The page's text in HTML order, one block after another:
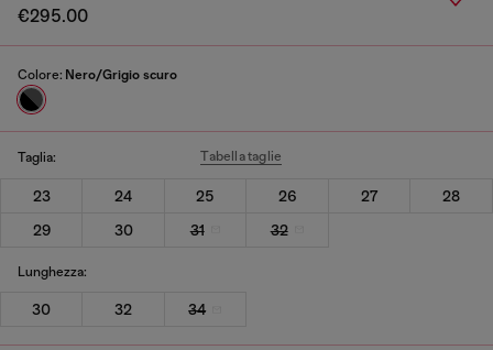
€295.00
Colore: Nero/Grigio scuro
Taglia: Tabella taglie
23 24 25 26 27
28
29
30 31 32
Lunghezza:
30 32 34